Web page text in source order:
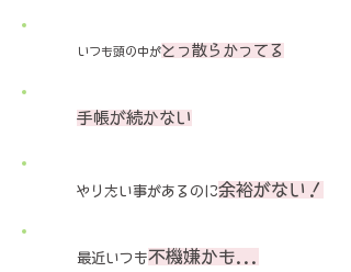
いつも頭の中がとっ散らかってる
手帳が続かない
やりたい事があるのに余裕がない！
最近いつも不機嫌かも...